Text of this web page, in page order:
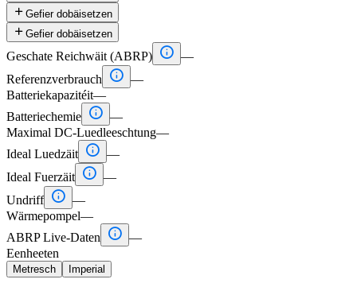
 Gefier dobäisetzen
 Gefier dobäisetzen
Geschate Reichwäit (ABRP)  —
Referenzverbrauch
 —
Batteriekapazitéit—
Batteriechemie  —
Maximal DC-Luedleeschtung—
Ideal Luedzäit  —
Ideal Fuerzäit  —
Undriff  —
Wärmepompel—
ABRP Live-Daten
 —
Eenheeten
Metresch Imperial